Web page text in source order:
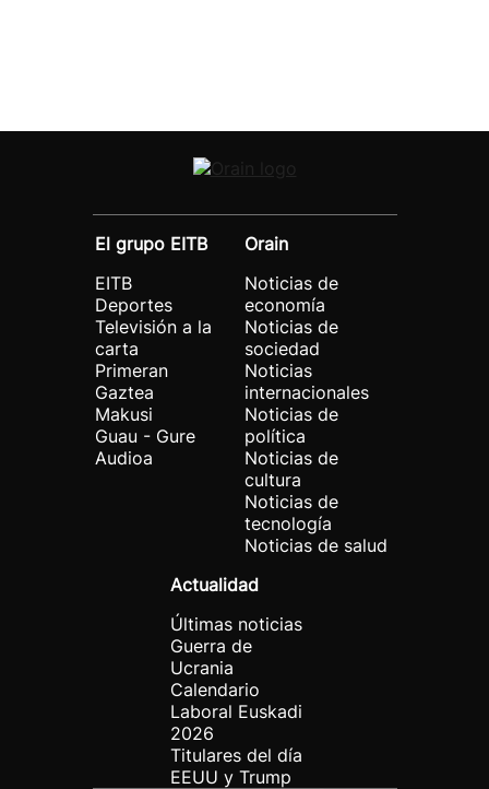
El grupo EITB
EITB
Deportes
Televisión a la
carta
Primeran
Gaztea
Makusi
Guau - Gure
Audioa
Orain
Noticias de
economía
Noticias de
sociedad
Noticias
internacionales
Noticias de
política
Noticias de
cultura
Noticias de
tecnología
Noticias de salud
Actualidad
Últimas noticias
Guerra de
Ucrania
Calendario
Laboral Euskadi
2026
Titulares del día
EEUU y Trump